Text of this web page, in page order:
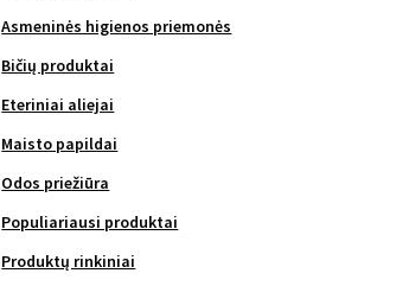
Asmeninės higienos priemonės
Bičių produktai
Eteriniai aliejai
Maisto papildai
Odos priežiūra
Populiariausi produktai
Produktų rinkiniai